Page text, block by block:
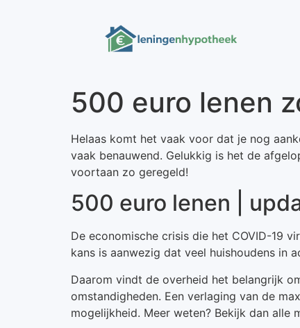
500 euro lenen
Helaas komt het vaak voor dat je nog
vaak benauwend. Gelukkig is het de
voortaan zo geregeld!
500 euro lenen |
De economische crisis die het COVID-19
kans is aanwezig dat veel huishoudens in
Daarom vindt de overheid het belangrijk
omstandigheden. Een verlaging van de
mogelijkheid. Meer weten? Bekijk dan alle